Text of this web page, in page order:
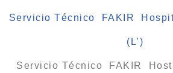
Servicio Técnico FAKIR
(L’)
Servicio Técnico FAKIR